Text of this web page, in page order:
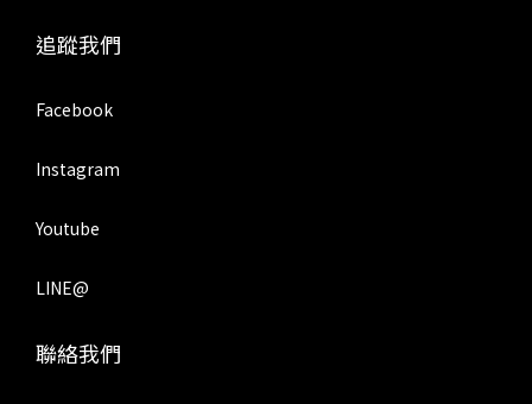
追蹤我們
Facebook
Instagram
Youtube
LINE@
聯絡我們